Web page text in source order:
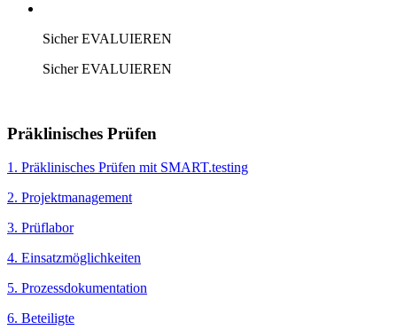
Sicher EVALUIEREN
Sicher EVALUIEREN
Präklinisches Prüfen
1. Präklinisches Prüfen mit SMART.testing
2. Projektmanagement
3. Prüflabor
4. Einsatzmöglichkeiten
5. Prozessdokumentation
6. Beteiligte